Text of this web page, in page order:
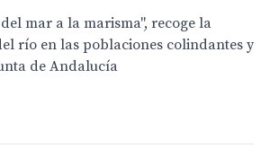
mar a la marisma", recoge la
río en las poblaciones colindantes y
de Andalucía